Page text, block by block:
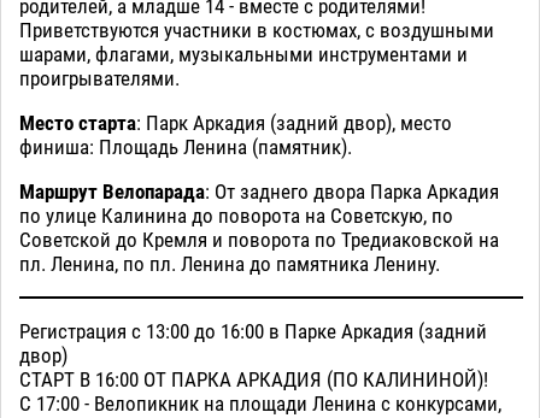
родителей, а младше 14 - вместе с родителями!
Приветствуются участники в костюмах, с воздушными
шарами, флагами, музыкальными инструментами и
проигрывателями.
Место старта: Парк Аркадия (задний двор), место
финиша: Площадь Ленина (памятник).
Маршрут Велопарада: От заднего двора Парка Аркадия
по улице Калинина до поворота на Советскую, по
Советской до Кремля и поворота по Тредиаковской на
пл. Ленина, по пл. Ленина до памятника Ленину.
Регистрация с 13:00 до 16:00 в Парке Аркадия (задний
двор)
СТАРТ В 16:00 ОТ ПАРКА АРКАДИЯ (ПО КАЛИНИНОЙ)!
С 17:00 - Велопикник на площади Ленина с конкурсами,